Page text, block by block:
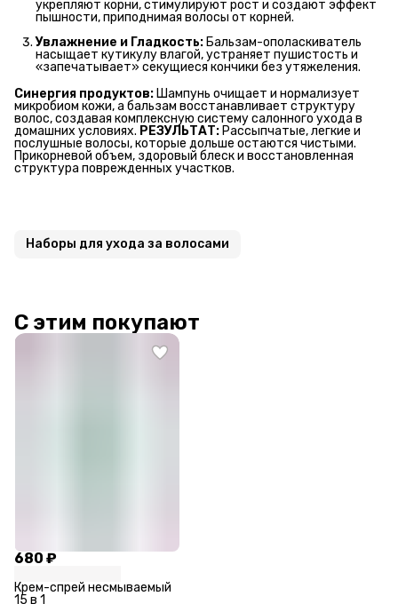
укрепляют корни, стимулируют рост и создают эффект
пышности, приподнимая волосы от корней.
Увлажнение и Гладкость: Бальзам-ополаскиватель
насыщает кутикулу влагой, устраняет пушистость и
«запечатывает» секущиеся кончики без утяжеления.
Синергия продуктов: Шампунь очищает и нормализует
микробиом кожи, а бальзам восстанавливает структуру
волос, создавая комплексную систему салонного ухода в
домашних условиях. РЕЗУЛЬТАТ: Рассыпчатые, легкие и
послушные волосы, которые дольше остаются чистыми.
Прикорневой объем, здоровый блеск и восстановленная
структура поврежденных участков.
Наборы для ухода за волосами
С этим покупают
680 ₽
Крем-спрей несмываемый
15 в 1